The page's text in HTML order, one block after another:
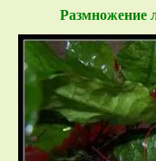
Размножение